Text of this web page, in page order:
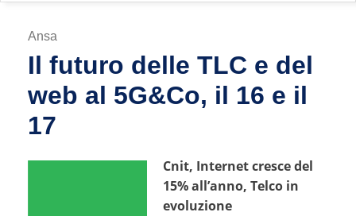
Ansa
Il futuro delle TLC e del
web al 5G&Co, il 16 e il
17
Cnit, Internet cresce del
15% all’anno, Telco in
evoluzione